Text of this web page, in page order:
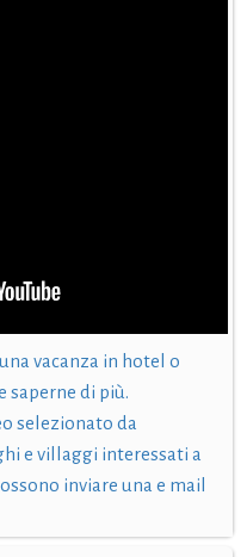
vacanza in hotel o
saperne di più.
selezionato da
e villaggi interessati a
inviare una e mail